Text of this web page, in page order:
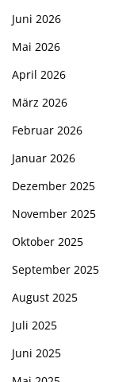
Juni 2026
Mai 2026
April 2026
März 2026
Februar 2026
Januar 2026
Dezember 2025
November 2025
Oktober 2025
September 2025
August 2025
Juli 2025
Juni 2025